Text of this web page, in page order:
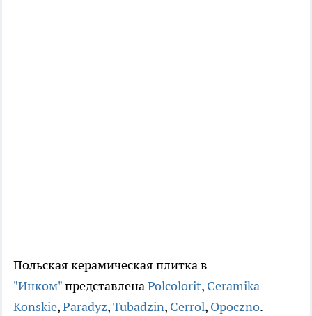
Польская керамическая плитка в
"Инком"представленаPolcolorit, Ceramika-
Konskie,Paradyz,Tubadzin, Cerrol, Opoczno.